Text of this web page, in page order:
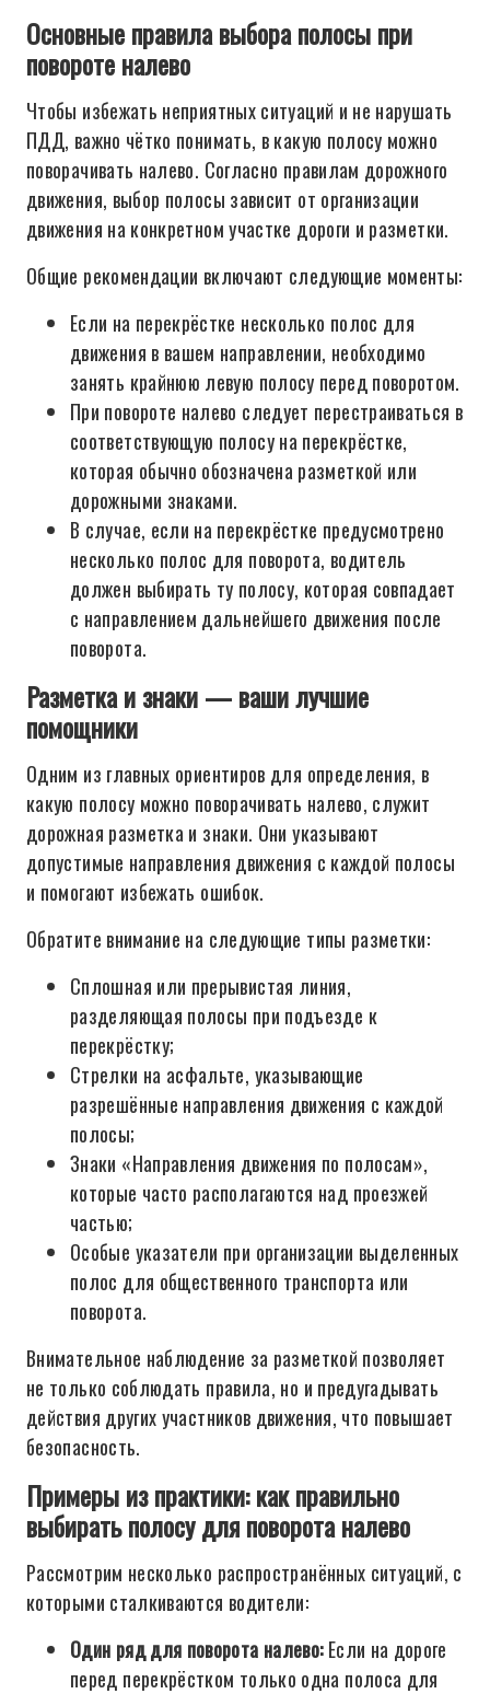
Основные правила выбора полосы при
повороте налево
Чтобы избежать неприятных ситуаций и не нарушать
ПДД, важно чётко понимать, в какую полосу можно
поворачивать налево. Согласно правилам дорожного
движения, выбор полосы зависит от организации
движения на конкретном участке дороги и разметки.
Общие рекомендации включают следующие моменты:
Если на перекрёстке несколько полос для
движения в вашем направлении, необходимо
занять крайнюю левую полосу перед поворотом.
При повороте налево следует перестраиваться в
соответствующую полосу на перекрёстке,
которая обычно обозначена разметкой или
дорожными знаками.
В случае, если на перекрёстке предусмотрено
несколько полос для поворота, водитель
должен выбирать ту полосу, которая совпадает
с направлением дальнейшего движения после
поворота.
Разметка и знаки — ваши лучшие
помощники
Одним из главных ориентиров для определения, в
какую полосу можно поворачивать налево, служит
дорожная разметка и знаки. Они указывают
допустимые направления движения с каждой полосы
и помогают избежать ошибок.
Обратите внимание на следующие типы разметки:
Сплошная или прерывистая линия,
разделяющая полосы при подъезде к
перекрёстку;
Стрелки на асфальте, указывающие
разрешённые направления движения с каждой
полосы;
Знаки «Направления движения по полосам»,
которые часто располагаются над проезжей
частью;
Особые указатели при организации выделенных
полос для общественного транспорта или
поворота.
Внимательное наблюдение за разметкой позволяет
не только соблюдать правила, но и предугадывать
действия других участников движения, что повышает
безопасность.
Примеры из практики: как правильно
выбирать полосу для поворота налево
Рассмотрим несколько распространённых ситуаций, с
которыми сталкиваются водители:
Один ряд для поворота налево:Если на дороге
перед перекрёстком только одна полоса для